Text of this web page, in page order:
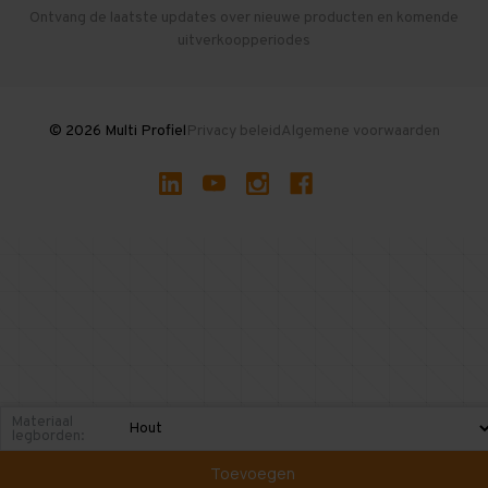
Gebruikte entresolvloeren
Ontvang de laatste updates over nieuwe producten en komende
uitverkoopperiodes
© 2026 Multi ProfielPrivacy beleidAlgemene voorwaarden
Materiaal
legborden:
Toevoegen